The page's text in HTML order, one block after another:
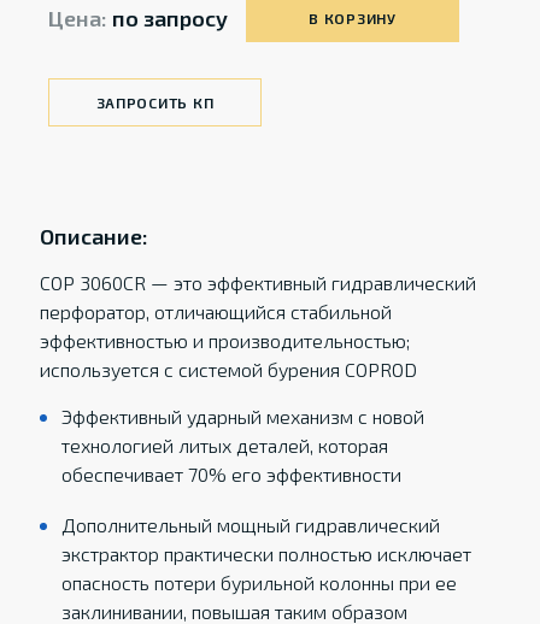
Цена: по запросу В КОРЗИНУ
ЗАПРОСИТЬ КП
Описание:
COP 3060CR — это эффективный гидравлический
перфоратор, отличающийся стабильной
эффективностью и производительностью;
используется с системой бурения COPROD
Эффективный ударный механизм с новой
технологией литых деталей, которая
обеспечивает 70% его эффективности
Дополнительный мощный гидравлический
экстрактор практически полностью исключает
опасность потери бурильной колонны при ее
заклинивании, повышая таким образом